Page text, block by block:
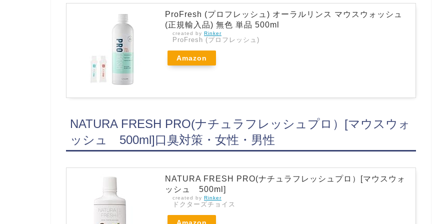
ProFresh (プロフレッシュ) オーラルリンス マウスウォッシュ
(正規輸入品) 無色 単品 500ml
created by Rinker
ProFresh (プロフレッシュ)
Amazon
NATURA FRESH PRO(ナチュラフレッシュプロ）[マウスウォ
ッシュ 500ml]口臭対策・女性・男性
NATURA FRESH PRO(ナチュラフレッシュプロ）[マウスウォ
ッシュ 500ml]
created by Rinker
ドクターズチョイス